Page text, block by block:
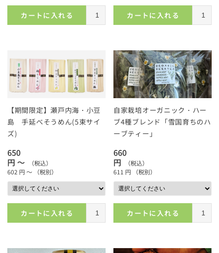
カートに入れる カートに入れる
【期間限定】瀬戸内海・小豆
島 手延べそうめん(5束サイ
ズ)
650
円 ～
（税込）
602 円 ～ （税別）
カートに入れる
自家栽培オーガニック・ハー
ブ4種ブレンド「雪国育ちのハ
ーブティー」
660
円
（税込）
611 円 （税別）
カートに入れる